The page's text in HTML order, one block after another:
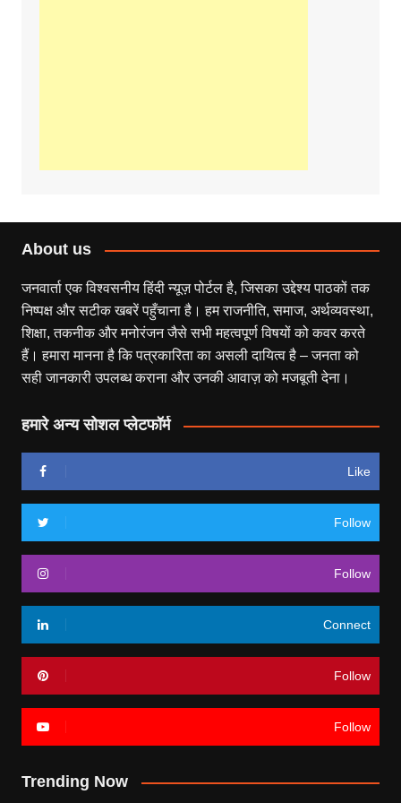
About us
जनवार्ता एक विश्वसनीय हिंदी न्यूज़ पोर्टल है, जिसका उद्देश्य पाठकों तक
निष्पक्ष और सटीक खबरें पहुँचाना है। हम राजनीति, समाज, अर्थव्यवस्था,
शिक्षा, तकनीक और मनोरंजन जैसे सभी महत्वपूर्ण विषयों को कवर करते
हैं। हमारा मानना है कि पत्रकारिता का असली दायित्व है – जनता को
सही जानकारी उपलब्ध कराना और उनकी आवाज़ को मजबूती देना।
हमारे अन्य सोशल प्लेटफॉर्म
Like
Follow
Follow
Connect
Follow
Follow
Trending Now